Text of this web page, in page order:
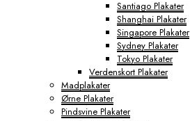
Santiago Plakater
Shanghai Plakater
Singapore Plakater
Sydney Plakater
Tokyo Plakater
Verdenskort Plakater
Madplakater
Ørne Plakater
Pindsvine Plakater